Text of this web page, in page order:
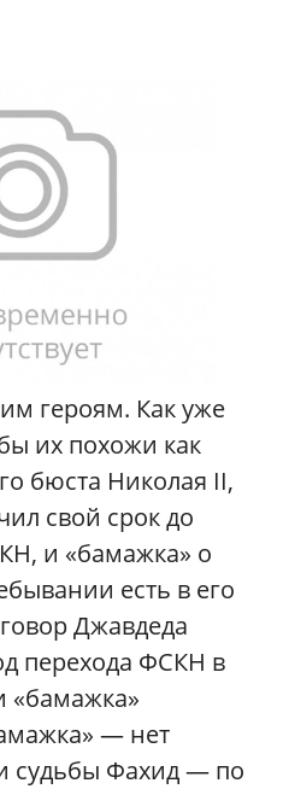
героям. Как уже
их похожи как
бюста Николая II,
свой срок до
и «бамажка» о
есть в его
Джавдеда
перехода ФСКН в
— нет
судьбы Фахид — по